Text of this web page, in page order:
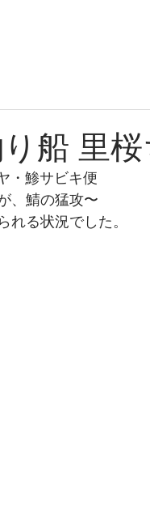
船 里
・鯵サビキ便
、鯖の猛攻〜
れる状況でした。